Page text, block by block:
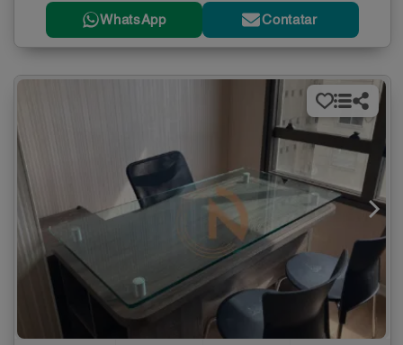
WhatsApp Contatar